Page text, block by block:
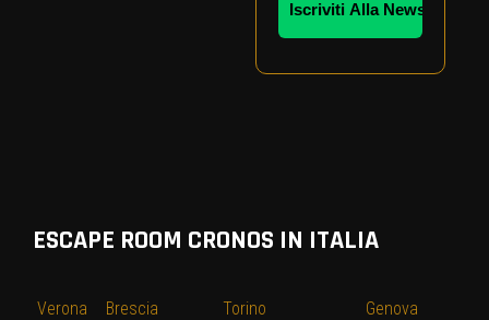
ESCAPE ROOM CRONOS IN ITALIA
Verona
Brescia
Torino Genova